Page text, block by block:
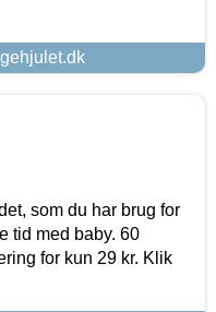
som du har brug for
tid med baby. 60
for kun 29 kr. Klik